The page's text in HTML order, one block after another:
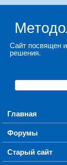
Сайт посвящен
решения.
Форма
Поиск
Main menu
Главная
Форумы
Старый сайт